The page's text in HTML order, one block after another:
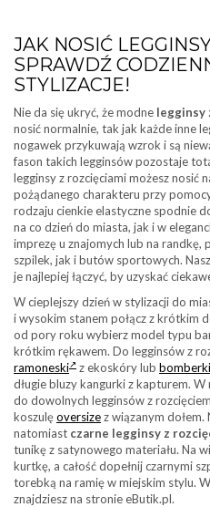
JAK NOSIĆ
SPRAWDŹ
STYLIZACJE!
Nie da się ukryć, że modne legginsy
nosić normalnie, tak jak każde inne
nogawek przykuwają wzrok i są
fason takich legginsów pozostaje
legginsy z rozcięciami możesz nosić
pożądanego charakteru przy
rodzaju cienkie elastyczne spodnie
na co dzień do miasta, jak i w
imprezę u znajomych lub na randkę,
szpilek, jak i butów sportowych.
je najlepiej łączyć, by uzyskać
W cieplejszy dzień w stylizacji do
i wysokim stanem połącz z krótkim
od pory roku wybierz model typu
krótkim rękawem. Do legginsów z
ramoneski
z ekoskóry lub bomberki
długie bluzy kangurki z kapturem.
do dowolnych legginsów z
koszulęoversizez wiązanym dołem.
natomiast czarne legginsy z
tunikę z satynowego materiału. Na
kurtkę, a całość dopełnij czarnymi
torebką na ramię w miejskim stylu.
znajdziesz na stronie eButik.pl.